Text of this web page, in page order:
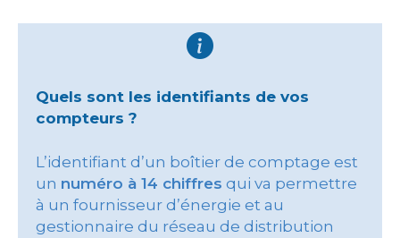
Quels sont les identifiants de vos
compteurs ?
L’identifiant d’un boîtier de comptage est
un numéro à 14 chiffres qui va permettre
à un fournisseur d’énergie et au
gestionnaire du réseau de distribution